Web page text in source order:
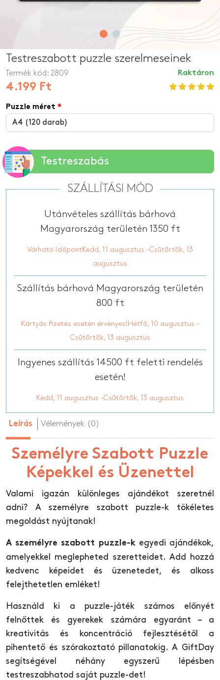
Testreszabott puzzle szerelmeseinek
Raktáron
Termék kód: 2809
4.199 Ft
Puzzle méret
Testreszabás
SZÁLLÍTÁSI MÓD
Utánvételes szállítás bárhová
Magyarország területén 1350 ft
Várható időpontKedd, 11 augusztus -Csütörtök, 13
augusztus
Szállítás bárhová Magyarország területén
800 ft
Kártyás fizetés esetén érvényes!Hétfő, 10 augusztus -
Csütörtök, 13 augusztus
Ingyenes szállítás 14500 ft feletti rendelés
esetén!
Kedd, 11 augusztus -Csütörtök, 13 augusztus
Leírás Vélemények (0)
Személyre Szabott Puzzle
Képekkel és Üzenettel
Valami igazán különleges ajándékot szeretnél
adni? A személyre szabott puzzle-k tökéletes
megoldást nyújtanak!
A személyre szabott puzzle-k egyedi ajándékok,
amelyekkel meglepheted szeretteidet. Add hozzá
kedvenc képeidet és üzenetedet, és alkoss
felejthetetlen emléket!
Használd ki a puzzle-játék számos előnyét
felnőttek és gyerekek számára egyaránt – a
kreativitás és koncentráció fejlesztésétől a
pihentető és szórakoztató pillanatokig. A GiftDay
segítségével néhány egyszerű lépésben
testreszabhatod saját puzzle-det!